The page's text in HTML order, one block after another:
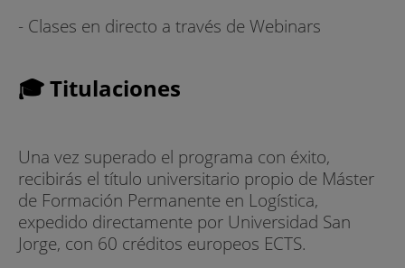
- Clases en directo a través de Webinars
🎓 Titulaciones
Una vez superado el programa con éxito,
recibirás el título universitario propio de Máster
de Formación Permanente en Logística,
expedido directamente por Universidad San
Jorge, con 60 créditos europeos ECTS.